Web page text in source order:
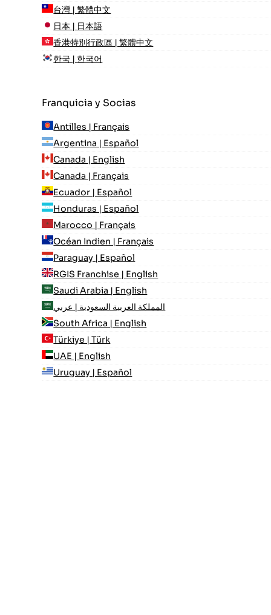
台灣 | 繁體中文
日本 | 日本語
香港特別行政區 | 繁體中文
한국 | 한국어
Franquicia y Socias
Antilles | Français
Argentina | Español
Canada | English
Canada | Français
Ecuador | Español
Honduras | Español
Marocco | Français
Océan Indien | Français
Paraguay | Español
RGIS Franchise | English
Saudi Arabia | English
المملكة العربية السعودية | عربي
South Africa | English
Türkiye | Türk
UAE | English
Uruguay | Español